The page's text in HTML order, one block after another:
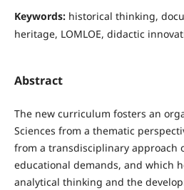
Keywords: historical thinking,
heritage, LOMLOE, didactic
Abstract
The new curriculum fosters an
Sciences from a thematic
from a transdisciplinary approach
educational demands, and which
analytical thinking and the